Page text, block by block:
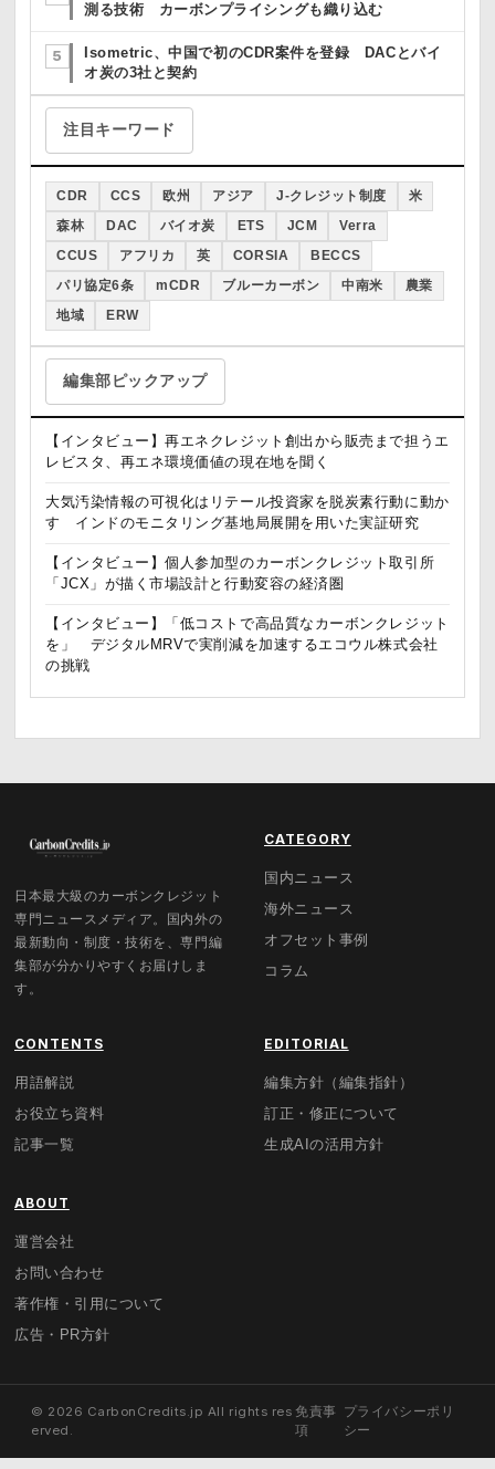
測る技術 カーボンプライシングも織り込む
Isometric、中国で初のCDR案件を登録 DACとバイ
オ炭の3社と契約
注目キーワード
CDR CCS 欧州 アジア J-クレジット制度 米
森林 DAC バイオ炭 ETS JCM Verra
CCUS アフリカ 英 CORSIA BECCS
パリ協定6条 mCDR ブルーカーボン 中南米 農業
地域 ERW
編集部ピックアップ
【インタビュー】再エネクレジット創出から販売まで担うエ
レビスタ、再エネ環境価値の現在地を聞く
大気汚染情報の可視化はリテール投資家を脱炭素行動に動か
す インドのモニタリング基地局展開を用いた実証研究
【インタビュー】個人参加型のカーボンクレジット取引所
「JCX」が描く市場設計と行動変容の経済圏
【インタビュー】「低コストで高品質なカーボンクレジット
を」 デジタルMRVで実削減を加速するエコウル株式会社
の挑戦
日本最大級のカーボンクレジット
専門ニュースメディア。国内外の
最新動向・制度・技術を、専門編
集部が分かりやすくお届けしま
す。
CATEGORY
国内ニュース
海外ニュース
オフセット事例
コラム
CONTENTS
用語解説
お役立ち資料
記事一覧
EDITORIAL
編集方針（編集指針）
訂正・修正について
生成AIの活用方針
ABOUT
運営会社
お問い合わせ
著作権・引用について
広告・PR方針
© 2026 CarbonCredits.jp All rights res
erved.
免責事
項
プライバシーポリ
シー